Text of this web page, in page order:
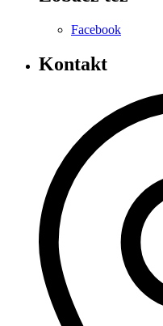
Facebook
Kontakt